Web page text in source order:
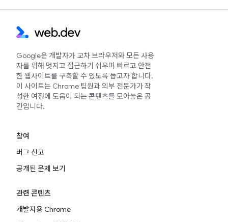
Google은 개발자가 교차 브라우저와 모든 사용
자를 위해 멋지고 접근하기 쉬우며 빠르고 안전
한 웹사이트를 구축할 수 있도록 돕고자 합니다.
이 사이트는 Chrome 팀원과 외부 전문가가 작
성한 여정에 도움이 되는 콘텐츠를 모아놓은 공
간입니다.
참여
버그 신고
공개된 문제 보기
관련 콘텐츠
개발자용 Chrome